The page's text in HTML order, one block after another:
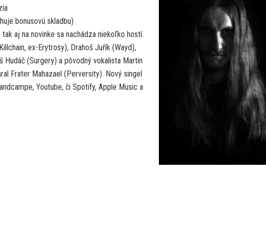
bonusovú skladbu)
aj na novinke sa nachádza niekoľko hostí.
ex-Erytrosy), Drahoš Juřík (Wayd),
(Surgery) a pôvodný vokalista Martin
Frater Mahazael (Perversity). Nový singel
Youtube, či Spotify, Apple Music a